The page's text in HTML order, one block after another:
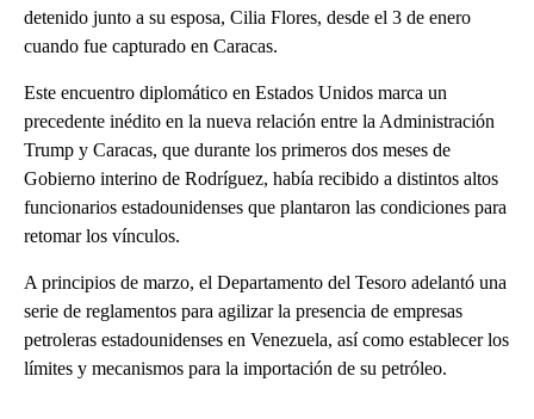
detenido junto a su esposa, Cilia Flores, desde el 3 de enero
cuando fue capturado en Caracas.
Este encuentro diplomático en Estados Unidos marca un
precedente inédito en la nueva relación entre la Administración
Trump y Caracas, que durante los primeros dos meses de
Gobierno interino de Rodríguez, había recibido a distintos altos
funcionarios estadounidenses que plantaron las condiciones para
retomar los vínculos.
A principios de marzo, el Departamento del Tesoro adelantó una
serie de reglamentos para agilizar la presencia de empresas
petroleras estadounidenses en Venezuela, así como establecer los
límites y mecanismos para la importación de su petróleo.